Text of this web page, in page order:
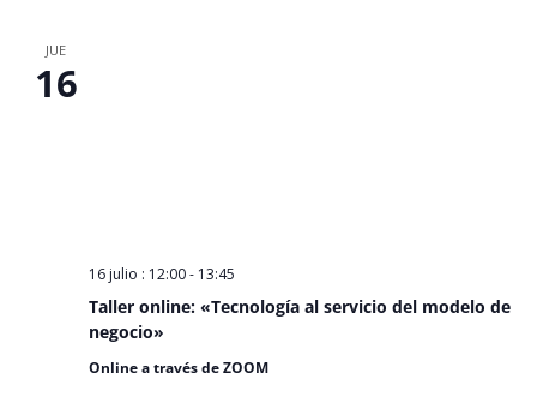
JUE
16
Taller online: «Tecnología al servicio del modelo de
negocio»
16 julio : 12:00- 13:45
Online a través de ZOOM